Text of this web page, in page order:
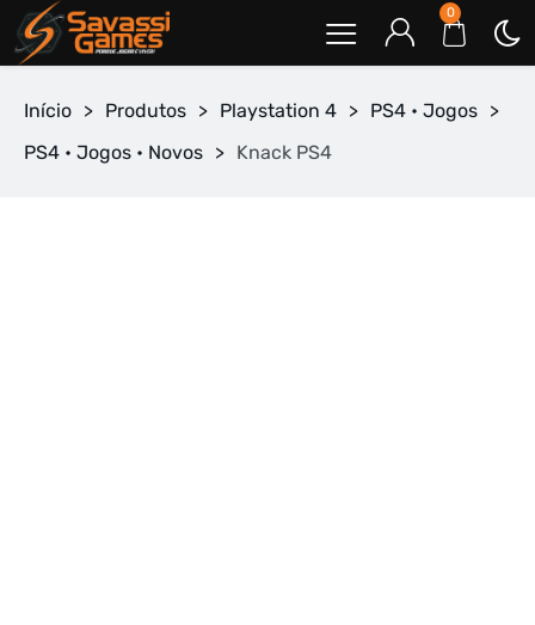
0
Início > Produtos > Playstation 4 > PS4 • Jogos >
PS4 • Jogos • Novos > Knack PS4